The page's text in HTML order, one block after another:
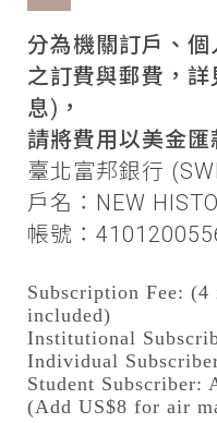
分為機關訂戶、個
之訂費與郵費，
息)，
請將費用以美金匯
臺北富邦銀行
戶名：NEW
帳號：
Subscription Fee: (4
included)
Institutional
Individual
Student Subscriber:
(Add US$8 for air